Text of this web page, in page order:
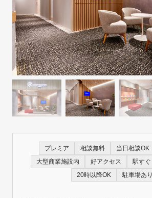
プレミア 相談無料 当日相談OK
大型商業施設内
好アクセス 駅すぐ
20時以降OK
駐車場あり